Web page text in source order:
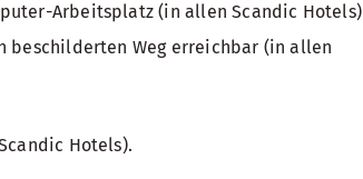
Arbeitsplatz (in allen Scandic Hotels)
beschilderten Weg erreichbar (in allen
Hotels).